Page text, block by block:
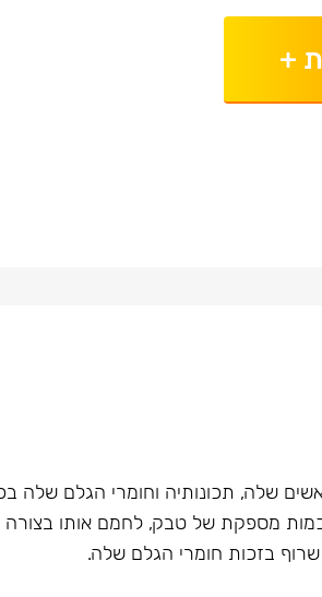
+
שלה, תכונותיה וחומרי הגלם שלה
מספקת של טבק, לחמם אותו בצורה
בזכות חומרי הגלם שלה.